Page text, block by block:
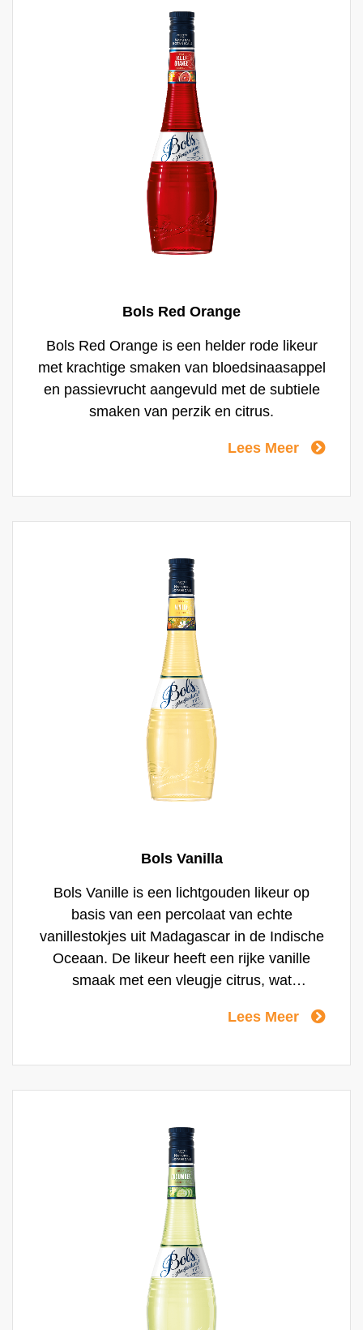
de likeur. Ze voegen warmte en tropische
kruidige tonen toe aan de rum, wat de drank
extra kracht en een premium smaak geeft.
Bols Red Orange
Bols Red Orange is een helder rode likeur
met krachtige smaken van bloedsinaasappel
en passievrucht aangevuld met de subtiele
smaken van perzik en citrus.
Lees Meer
Bols Vanilla
Bols Vanille is een lichtgouden likeur op
basis van een percolaat van echte
vanillestokjes uit Madagascar in de Indische
Oceaan. De likeur heeft een rijke vanille
smaak met een vleugje citrus, wat
amandel/abrikoos accent van geplette
likeursmaak die net als Aardbei tot vrij
recent in geen enkele bar te vinden was.
het de basissmaak van vrijwel elke soort
roomijs is. Hij past ook uitstekend bij vrijwel
alle op eiken vaten gerijpte distillaten,
waarbij het een lichte vanillesmaak aan de
eiken noot toevoegd. Met de huidige
explosie in het gebruik van vers fruit en
premium ingrediënten in cocktailbars, is Bols
Vanilla het meest waardevolle ingrediënt in
een stijlvol bartenders repertoire.
Lees Meer